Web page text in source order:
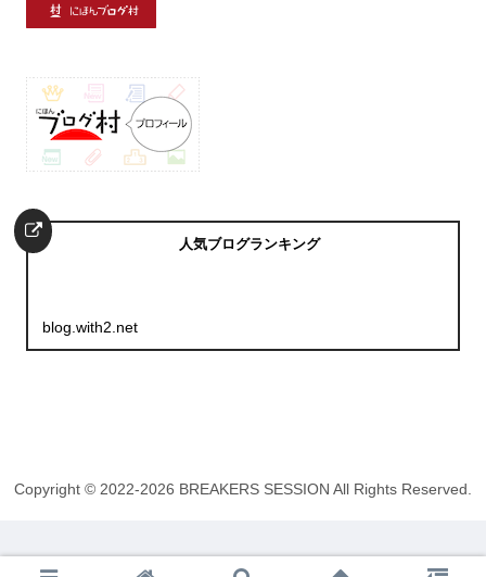
人気ブログランキング
blog.with2.net
Copyright © 2022-2026 BREAKERS SESSION All Rights Reserved.